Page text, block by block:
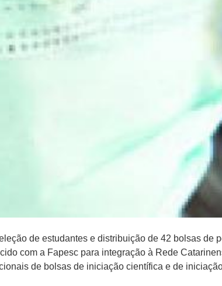
de estudantes e distribuição de 42 bolsas de
com a Fapesc para integração à Rede
de bolsas de iniciação científica e de